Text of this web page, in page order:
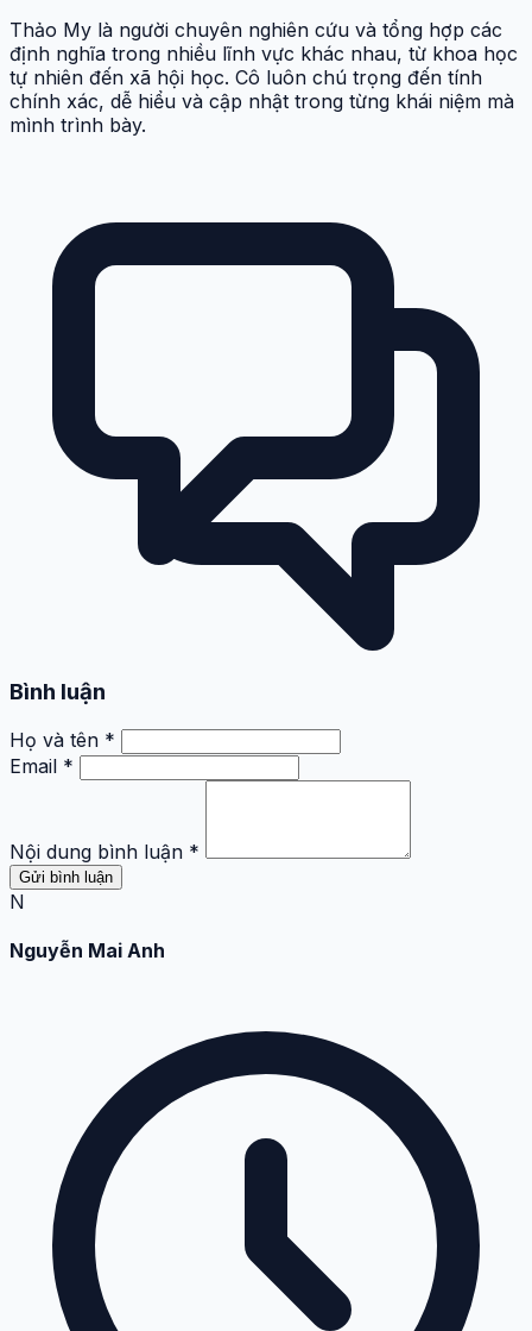
Thảo My là người chuyên nghiên cứu và tổng hợp các
định nghĩa trong nhiều lĩnh vực khác nhau, từ khoa học
tự nhiên đến xã hội học. Cô luôn chú trọng đến tính
chính xác, dễ hiểu và cập nhật trong từng khái niệm mà
mình trình bày.
Bình luận
Họ và tên *
Email *
Nội dung bình luận *
Gửi bình luận
N
Nguyễn Mai Anh